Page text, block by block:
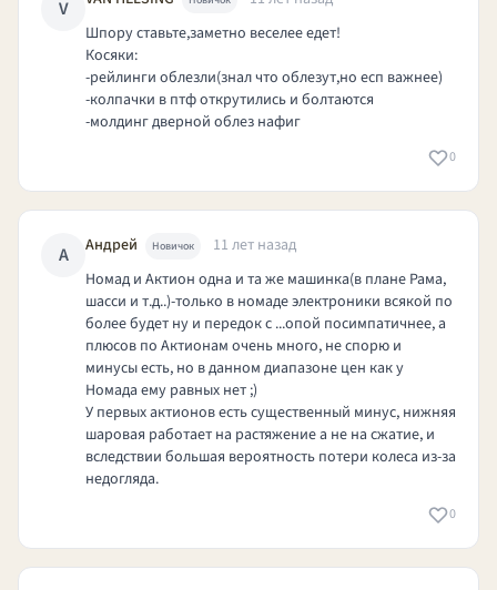
V
Шпору ставьте,заметно веселее едет!
Косяки:
-рейлинги облезли(знал что облезут,но есп важнее)
-колпачки в птф открутились и болтаются
-молдинг дверной облез нафиг
0
А Андрей Новичок
11 лет назад
Номад и Актион одна и та же машинка(в плане Рама,
шасси и т.д..)-только в номаде электроники всякой по
более будет ну и передок с ...опой посимпатичнее, а
плюсов по Актионам очень много, не спорю и
минусы есть, но в данном диапазоне цен как у
Номада ему равных нет ;)
У первых актионов есть существенный минус, нижняя
шаровая работает на растяжение а не на сжатие, и
вследствии большая вероятность потери колеса из-за
недогляда.
0